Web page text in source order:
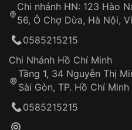
Chi nhánh HN: 123 Hào
56, Ô Chợ Dừa, Hà Nội,
0585215215
Chi Nhánh Hồ Chí Minh
Tầng 1, 34 Nguyễn Thị
Sài Gòn, TP. Hồ Chí Minh
0585215215